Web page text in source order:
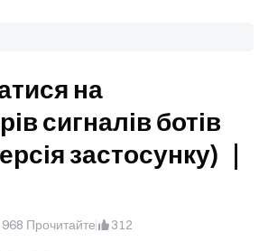
на
сигналів ботів
застосунку) ｜
Прочитайте 312